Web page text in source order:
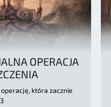
OPERACJA
która zacznie